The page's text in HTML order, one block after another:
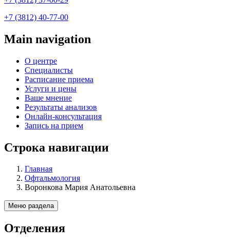
+7 (3812) 40-77-00
Main navigation
О центре
Специалисты
Расписание приема
Услуги и цены
Ваше мнение
Результаты анализов
Онлайн-консультация
Запись на прием
Строка навигации
Главная
Офтальмология
Воронкова Мария Анатольевна
Меню раздела
Отделения